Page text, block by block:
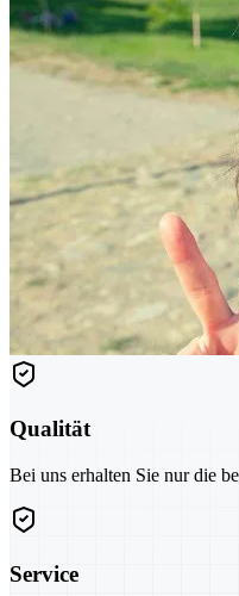
Qualität
Bei uns erhalten Sie nur die
Service